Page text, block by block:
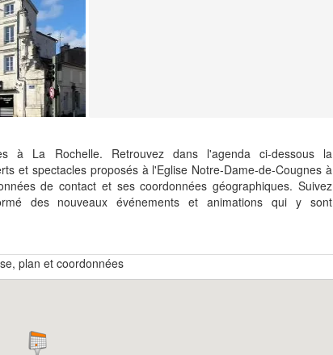
à La Rochelle. Retrouvez dans l'agenda ci-dessous la
et spectacles proposés à l'Eglise Notre-Dame-de-Cougnes à
de contact et ses coordonnées géographiques. Suivez
des nouveaux événements et animations qui y sont
plan et coordonnées